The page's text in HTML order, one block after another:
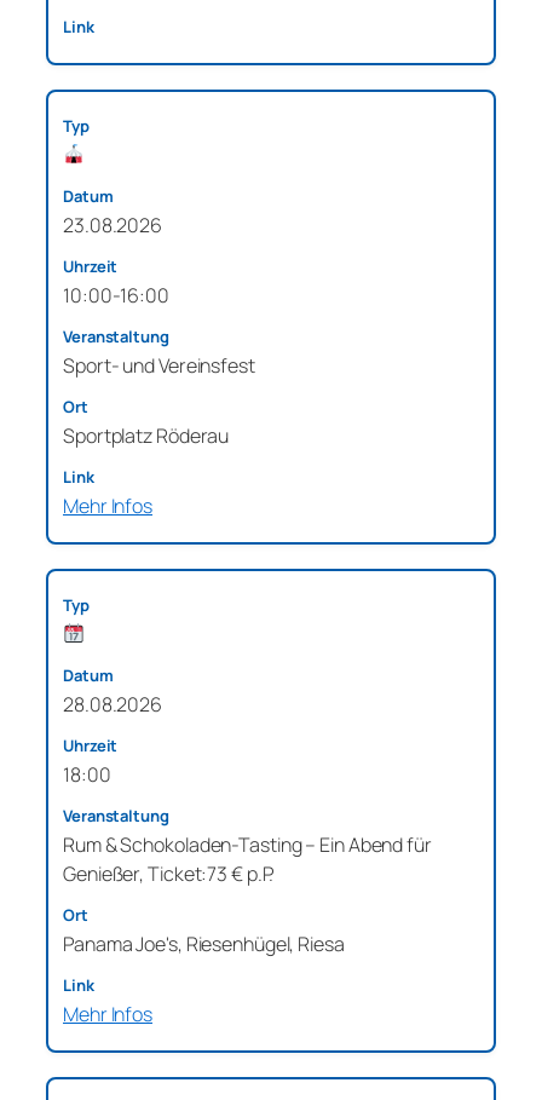
23.08.2026
10:00-16:00
Sport- und Vereinsfest
Sportplatz Röderau
Mehr Infos
28.08.2026
18:00
Rum & Schokoladen-Tasting – Ein Abend für
Genießer, Ticket:73 € p.P.
Panama Joe's, Riesenhügel, Riesa
Mehr Infos